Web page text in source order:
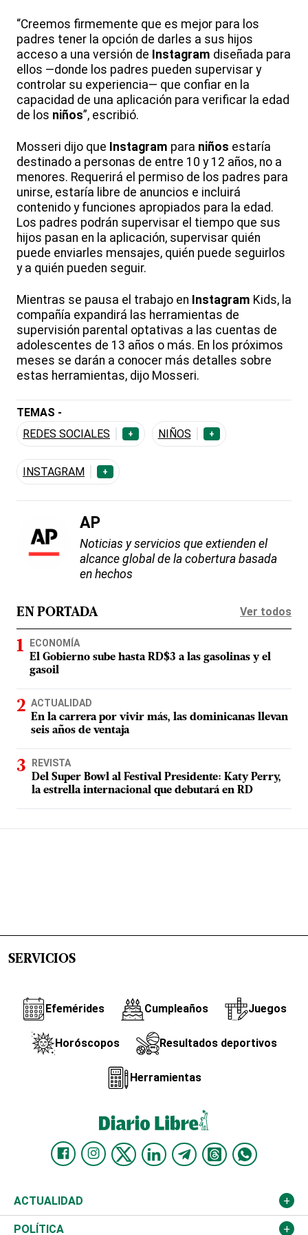
“Creemos firmemente que es mejor para los
padres tener la opción de darles a sus hijos
acceso a una versión de Instagram diseñada para
ellos —donde los padres pueden supervisar y
controlar su experiencia— que confiar en la
capacidad de una aplicación para verificar la edad
de los niños”, escribió.
Mosseri dijo que Instagram para niños estaría
destinado a personas de entre 10 y 12 años, no a
menores. Requerirá el permiso de los padres para
unirse, estaría libre de anuncios e incluirá
contenido y funciones apropiados para la edad.
Los padres podrán supervisar el tiempo que sus
hijos pasan en la aplicación, supervisar quién
puede enviarles mensajes, quién puede seguirlos
y a quién pueden seguir.
Mientras se pausa el trabajo en Instagram Kids, la
compañía expandirá las herramientas de
supervisión parental optativas a las cuentas de
adolescentes de 13 años o más. En los próximos
meses se darán a conocer más detalles sobre
estas herramientas, dijo Mosseri.
TEMAS -
REDES SOCIALES
+ NIÑOS +
INSTAGRAM +
AP
Noticias y servicios que extienden el
alcance global de la cobertura basada
en hechos
EN PORTADA Ver todos
ECONOMÍA
El Gobierno sube hasta RD$3 a las gasolinas y el
gasoil
ACTUALIDAD
En la carrera por vivir más, las dominicanas llevan
seis años de ventaja
REVISTA
Del Super Bowl al Festival Presidente: Katy Perry,
la estrella internacional que debutará en RD
SERVICIOS
Efemérides Cumpleaños Juegos
Horóscopos Resultados deportivos
Herramientas
ACTUALIDAD
Nacional
POLÍTICA